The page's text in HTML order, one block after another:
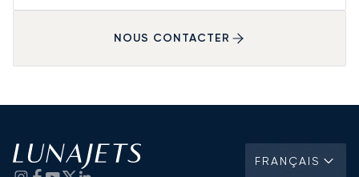
NOUS CONTACTER
FRANÇAIS